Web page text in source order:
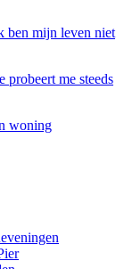
ben mijn leven niet
probeert me steeds
woning